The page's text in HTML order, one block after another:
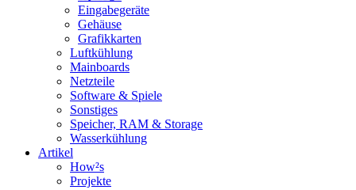
Eingabegeräte
Gehäuse
Grafikkarten
Luftkühlung
Mainboards
Netzteile
Software & Spiele
Sonstiges
Speicher, RAM & Storage
Wasserkühlung
Artikel
How²s
Projekte